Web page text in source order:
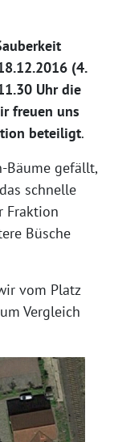
(4.
Uhr die
freuen uns
beteiligt.
Bäume gefällt,
schnelle
Fraktion
Büsche
vom Platz
Vergleich